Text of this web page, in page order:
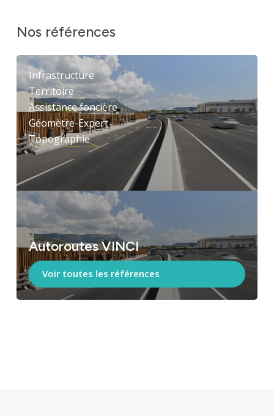
Nos références
Infrastructure
Territoire
Assistance foncière
Géomètre-Expert
Topographie
Autoroutes VINCI
Voir toutes les références
Innovation